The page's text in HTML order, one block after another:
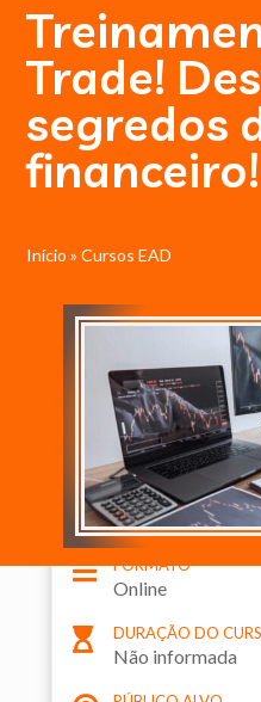
Trade!
segredos
financeiro!
Início »Cursos EAD
 ESTE É UM
 FORMATO
Online
 DURAÇÃO DO
Não informada